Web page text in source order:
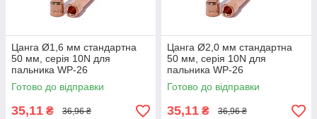
Цанга Ø1,6 мм стандартна
50 мм, серія 10N для
пальника WP-26
Готово до відправки
35,11 ₴ 36,96 ₴
Цанга Ø2,0 мм стандартна
50 мм, серія 10N для
пальника WP-26
Готово до відправки
35,11 ₴ 36,96 ₴